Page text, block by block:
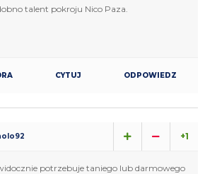
talent pokroju Nico Paza.
CYTUJ ODPOWIEDZ
+1
potrzebuje taniego lub darmowego